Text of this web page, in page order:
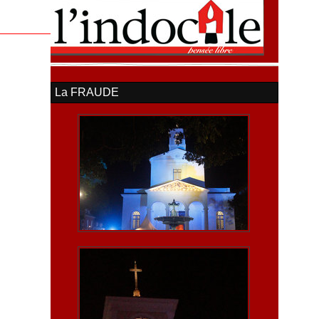
La FRAUDE